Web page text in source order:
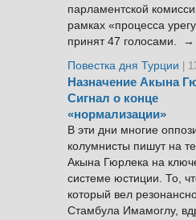
парламентской
рамках «процесса
принят 47 голосами. →
Повестка дня Турции
|
Назначение Акына
Сигнал о конце
«нормализации»
В эти дни многие
колумнисты пишут на
Акына Гюрлека на
системе юстиции. То,
который вел
Стамбула Имамоглу,